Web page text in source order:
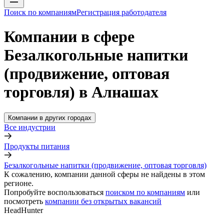
Поиск по компаниямРегистрация работодателя
Компании в сфере
Безалкогольные напитки
(продвижение, оптовая
торговля) в Алнашах
Компании в других городах
Все индустрии
Продукты питания
Безалкогольные напитки (продвижение, оптовая торговля)
К сожалению, компании данной сферы не найдены в этом
регионе.
Попробуйте воспользоваться поиском по компаниям или
посмотреть компании без открытых вакансий
HeadHunter